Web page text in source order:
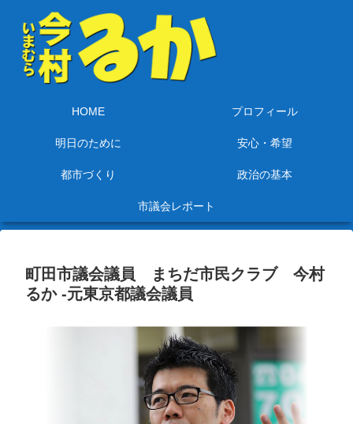
HOME プロフィール
明日のために 安心・希望
都市づくり 政治の基本
市議会レポート
町田市議会議員 まちだ市民クラブ 今村
るか -元東京都議会議員